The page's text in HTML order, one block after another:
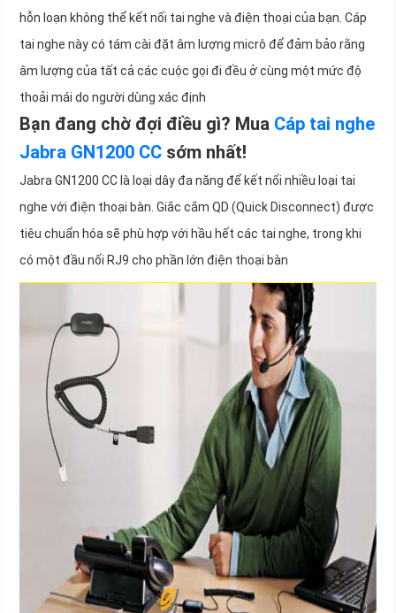
hỗn loạn không thể kết nối tai nghe và điện thoại của bạn. Cáp
tai nghe này có tám cài đặt âm lượng micrô để đảm bảo rằng
âm lượng của tất cả các cuộc gọi đi đều ở cùng một mức độ
thoải mái do người dùng xác định
Bạn đang chờ đợi điều gì? Mua Cáp tai nghe
Jabra GN1200 CC sớm nhất!
Jabra GN1200 CC là loại dây đa năng để kết nối nhiều loại tai
nghe với điện thoại bàn. Giắc cắm QD (Quick Disconnect) được
tiêu chuẩn hóa sẽ phù hợp với hầu hết các tai nghe, trong khi
có một đầu nối RJ9 cho phần lớn điện thoại bàn